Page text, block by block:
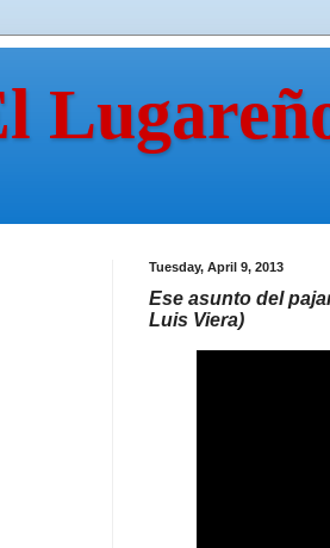
Tuesday, April 9, 2013
Ese asunto del
Luis Viera)